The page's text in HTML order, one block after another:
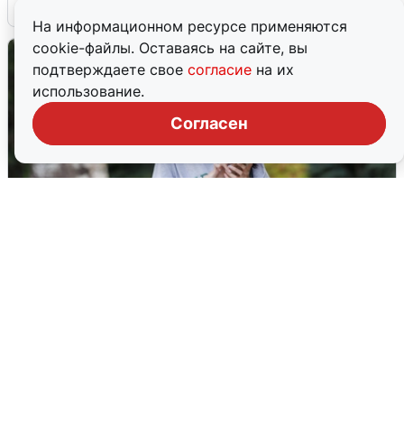
На информационном ресурсе применяются
cookie-файлы. Оставаясь на сайте, вы
подтверждаете свое согласие на их
использование.
Согласен